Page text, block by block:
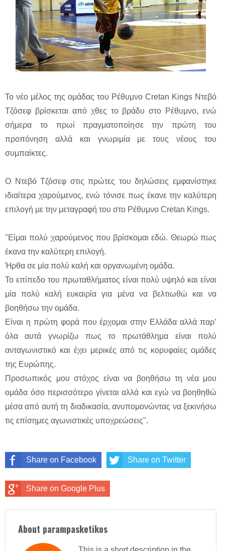
Το νέο μέλος της ομάδας του Ρέθυμνο Cretan Kings Ντεβό
Τζόσεφ βρίσκεται από χθες το βράδυ στο Ρέθυμνο, ενώ
σήμερα το πρωί πραγματοποίησε την πρώτη του
προπόνηση αλλά και γνωριμία με τους νέους του
συμπαίκτες.
Ο Ντεβό Τζόσεφ στις πρώτες του δηλώσεις εμφανίστηκε
ιδιαίτερα χαρούμενος, ενώ τόνισε πως έκανε την καλύτερη
επιλογή με την μεταγραφή του στο Ρέθυμνο Cretan Kings.
"Είμαι πολύ χαρούμενος που βρίσκομαι εδώ. Θεωρώ πως
έκανα την καλύτερη επιλογή.
Ήρθα σε μία πολύ καλή και οργανωμένη ομάδα.
Το επίπεδο του πρωταθλήματος είναι πολύ υψηλό και είναι
μία πολύ καλή ευκαιρία για μένα να βελτιωθώ και να
βοηθήσω την ομάδα.
Είναι η πρώτη φορά που έρχομαι στην Ελλάδα αλλά παρ’
όλα αυτά γνωρίζω πως το πρωτάθλημα είναι πολύ
ανταγωνιστικό και έχει μερικές από τις κορυφαίες ομάδες
της Ευρώπης.
Προσωπικός μου στόχος είναι να βοηθήσω τη νέα μου
ομάδα όσο περισσότερο γίνεται αλλά και εγώ να βοηθηθώ
μέσα από αυτή τη διαδικασία, ανυπομονώντας να ξεκινήσω
τις επίσημες αγωνιστικές υποχρεώσεις".
Share on Facebook Share on Twitter
Share on Google Plus
About parampasketikos